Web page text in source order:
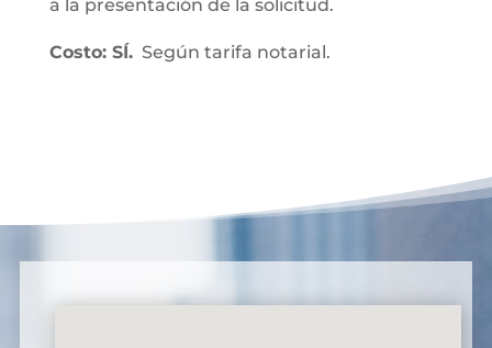
a la presentación de la solicitud.
Costo: SÍ.Según tarifa notarial.